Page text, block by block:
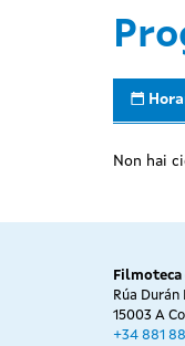
Non hai
Filmoteca
Rúa Durán
15003 A
+34 881